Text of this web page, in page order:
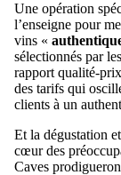
Une opération
l’enseigne pour
vins «
sélectionnés par
rapport qualité-
des tarifs qui
clients à un
Et la dégustation
cœur des
Caves